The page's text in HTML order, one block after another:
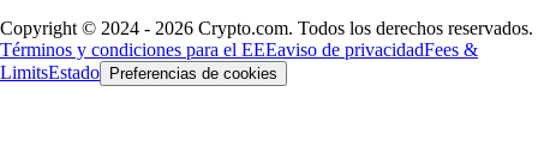
Copyright © 2024 - 2026 Crypto.com. Todos los derechos reservados.
Términos y condiciones para el EEEaviso de privacidadFees &
LimitsEstado Preferencias de cookies